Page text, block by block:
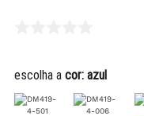
escolha a cor: azul